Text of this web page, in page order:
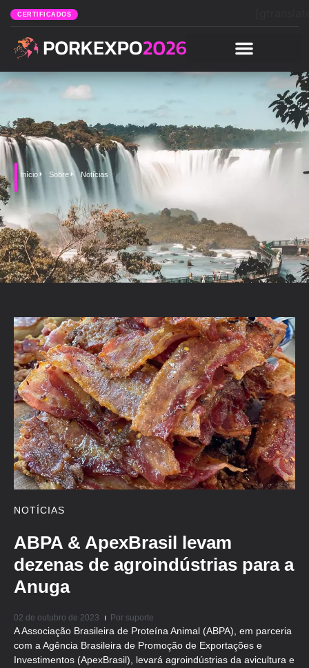
CERTIFICADOS
Início Sobre Notícias
NOTÍCIAS
ABPA & ApexBrasil levam
dezenas de agroindústrias para a
Anuga
02 de outubro de 2023 Por suporte
A Associação Brasileira de Proteína Animal (ABPA), em parceria
com a Agência Brasileira de Promoção de Exportações e
Investimentos (ApexBrasil), levará agroindústrias da avicultura e